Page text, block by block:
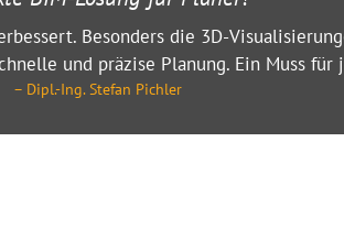
in einem Tool vereint. Es ist einfach zu
unserer Bauprojekte benötigen.
– Dipl. Ing. Martina Gruber